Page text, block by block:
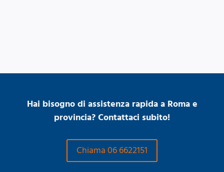
Hai bisogno di assistenza rapida a Roma e
provincia? Contattaci subito!
Chiama 06 6622151